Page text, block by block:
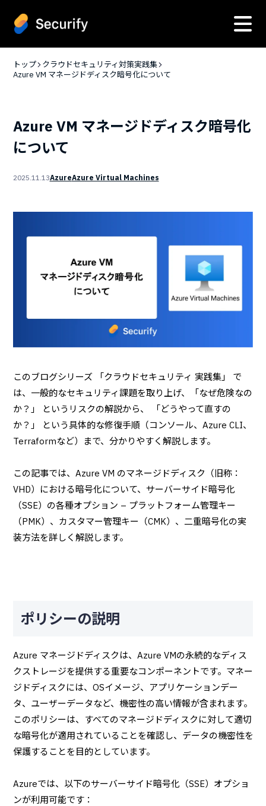
トップ
クラウドセキュリティ対策実践集
Azure VM マネージドディスク暗号化について
Azure VM マネージドディスク暗号化
について
2025.11.13AzureAzure Virtual Machines
このブログシリーズ 「クラウドセキュリティ 実践集」 で
は、一般的なセキュリティ課題を取り上げ、「なぜ危険なの
か？」 というリスクの解説から、 「どうやって直すの
か？」 という具体的な修復手順（コンソール、Azure CLI、
Terraformなど）まで、分かりやすく解説します。
この記事では、Azure VM のマネージドディスク（旧称：
VHD）における暗号化について、サーバーサイド暗号化
（SSE）の各種オプション – プラットフォーム管理キー
（PMK）、カスタマー管理キー（CMK）、二重暗号化の実
装方法を詳しく解説します。
ポリシーの説明
Azure マネージドディスクは、Azure VMの永続的なディス
クストレージを提供する重要なコンポーネントです。マネー
ジドディスクには、OSイメージ、アプリケーションデー
タ、ユーザーデータなど、機密性の高い情報が含まれます。
このポリシーは、すべてのマネージドディスクに対して適切
な暗号化が適用されていることを確認し、データの機密性を
保護することを目的としています。
Azureでは、以下のサーバーサイド暗号化（SSE）オプショ
ンが利用可能です：